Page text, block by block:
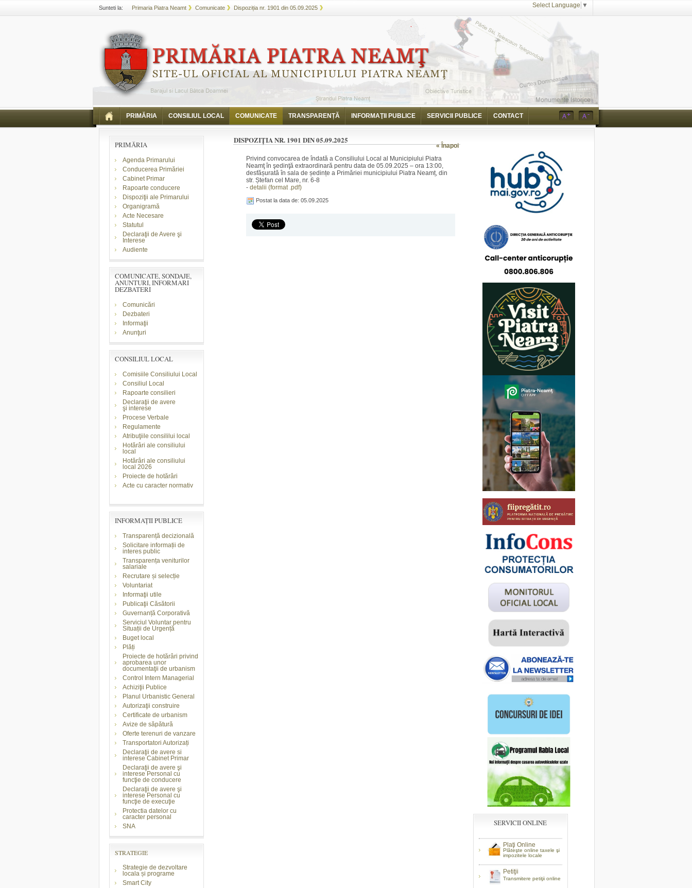
Sunteti la: Primaria Piatra Neamt Comunicate Dispoziția nr. 1901 din 05.09.2025 Select Language ▼
PRIMĂRIA CONSILIUL LOCAL COMUNICATE TRANSPARENȚĂ INFORMAŢII PUBLICE SERVICII PUBLICE CONTACT
PRIMĂRIA
Agenda Primarului
Conducerea Primăriei
Cabinet Primar
Rapoarte conducere
Dispoziţii ale Primarului
Organigramă
Acte Necesare
Statutul
Declaraţii de Avere şi
Interese
Audiente
COMUNICATE, SONDAJE,
ANUNTURI, INFORMARI
DEZBATERI
Comunicări
Dezbateri
Informaţii
Anunţuri
CONSILIUL LOCAL
Comisiile Consiliului Local
Consiliul Local
Rapoarte consilieri
Declaraţii de avere
şi interese
Procese Verbale
Regulamente
Atribuţiile consililui local
Hotărâri ale consiliului
local
Hotărâri ale consiliului
local 2026
Proiecte de hotărâri
Acte cu caracter normativ
INFORMAŢII PUBLICE
Transparență decizională
Solicitare informații de
interes public
Transparența veniturilor
salariale
Recrutare și selecție
Voluntariat
Informaţii utile
Publicaţii Căsătorii
Guvernanță Corporativă
Serviciul Voluntar pentru
Situații de Urgență
Buget local
Plăți
Proiecte de hotărâri privind
aprobarea unor
documentaţii de urbanism
Control Intern Managerial
Achiziţii Publice
Planul Urbanistic General
Autorizaţii construire
Certificate de urbanism
Avize de săpătură
Oferte terenuri de vanzare
Transportatori Autorizați
Declaraţii de avere si
interese Cabinet Primar
Declaraţii de avere şi
interese Personal cu
funcţie de conducere
Declaraţii de avere şi
interese Personal cu
funcţie de execuţie
Protectia datelor cu
caracter personal
SNA
STRATEGIE
Strategie de dezvoltare
locala și programe
Smart City
« Înapoi
DISPOZIȚIA NR. 1901 DIN 05.09.2025
Privind convocarea de îndată a Consiliului Local al Municipiului Piatra
Neamţ în şedinţă extraordinară pentru data de 05.09.2025 – ora 13:00,
desfășurată în sala de ședințe a Primăriei municipiului Piatra Neamț, din
str. Ștefan cel Mare, nr. 6-8
- detalii (format .pdf)
Postat la data de: 05.09.2025
SERVICII ONLINE
Plaţi Online
Plăteşte online taxele şi
impozitele locale
Petiţii
Transmitere petiţii online